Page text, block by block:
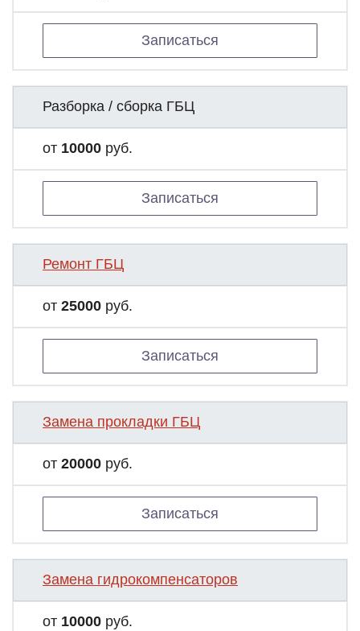
Записаться
Разборка / сборка ГБЦ
от 10000 руб.
Записаться
Ремонт ГБЦ
от 25000 руб.
Записаться
Замена прокладки ГБЦ
от 20000 руб.
Записаться
Замена гидрокомпенсаторов
от 10000 руб.